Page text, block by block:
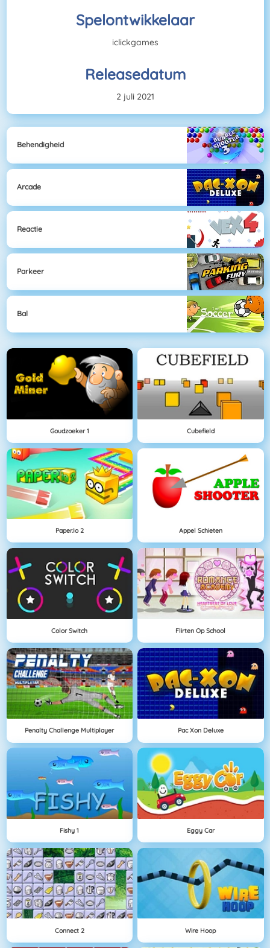
Spelontwikkelaar
iclickgames
Releasedatum
2 juli 2021
Behendigheid
Arcade
Reactie
Parkeer
Bal
Goudzoeker 1 Cubefield
Paper.io 2 Appel Schieten
Color Switch Flirten Op School
Penalty Challenge Multiplayer Pac Xon Deluxe
Fishy 1 Eggy Car
Connect 2 Wire Hoop